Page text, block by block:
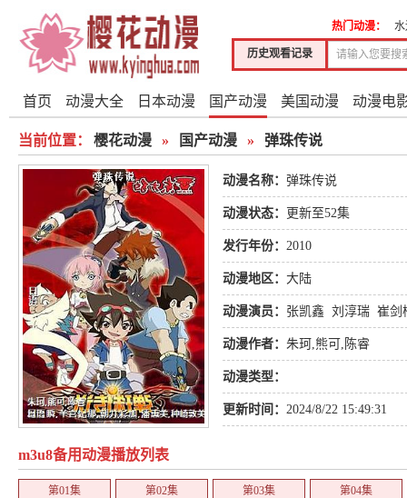
历史观看记录
热门动漫：
首页 动漫大全 日本动漫 国产动漫 美国动漫 动漫电
当前位置： 樱花动漫 » 国产动漫 » 弹珠传说
动漫名称： 弹珠传说
动漫状态： 更新至52集
发行年份： 2010
动漫地区： 大陆
动漫演员： 张凯鑫 刘淳瑞 崔剑
君
动漫作者： 朱珂,熊可,陈睿
动漫类型：
更新时间： 2024/8/22 15:49:31
m3u8备用动漫播放列表
第01集 第02集 第03集 第04集